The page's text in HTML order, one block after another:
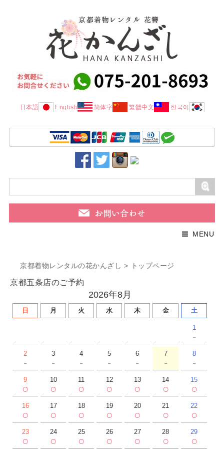
日本語 English 简体字 繁體中文 한국어
MENU
京都着物レンタルの花かんざし > トップページ
京都五条店のご予約
2026年8月
日 月 火 水 木 金 土
1
-
2
-
3
-
4
-
5
-
6
-
7
-
8
-
9
○
10
○
11
○
12
○
13
○
14
○
15
○
16
○
17
○
18
○
19
○
20
○
21
○
22
○
23
○
24
○
25
○
26
○
27
○
28
○
29
○